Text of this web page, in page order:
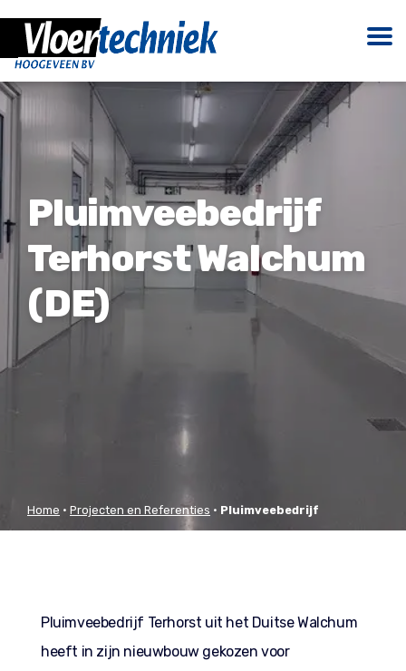
Pluimveebedrijf
Terhorst Walchum
(DE)
Home • Projecten en Referenties • Pluimveebedrijf
Pluimveebedrijf Terhorst uit het Duitse Walchum
heeft in zijn nieuwbouw gekozen voor